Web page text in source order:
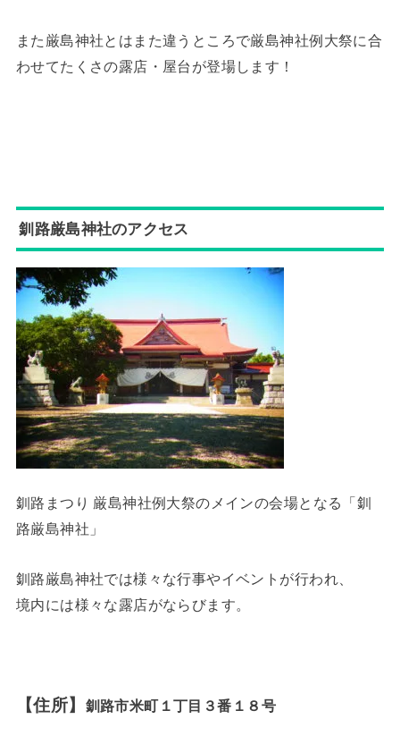
また厳島神社とはまた違うところで厳島神社例大祭に合
わせてたくさの露店・屋台が登場します！
釧路厳島神社のアクセス
釧路まつり 厳島神社例大祭のメインの会場となる「釧
路厳島神社」
釧路厳島神社では様々な行事やイベントが行われ、
境内には様々な露店がならびます。
【住所】 釧路市米町１丁目３番１８号